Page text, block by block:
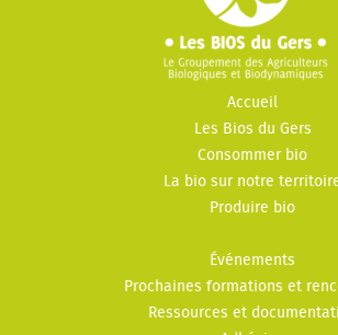
Accueil
Les Bios du Gers
Consommer bio
La bio sur notre
Produire bio
Événements
Prochaines formations et
Ressources et